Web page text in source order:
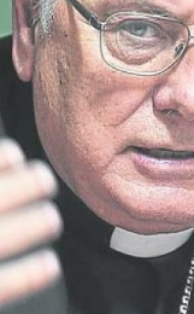
Arzobispo de la
Santa Fe de la Vera
Nació en Buenos Aires
octubre ...
Ver Biografï¿½a y